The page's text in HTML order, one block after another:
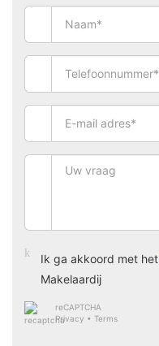
Ik ga akkoord met het
Makelaardij
reCAPTCHA
Privacy • Terms